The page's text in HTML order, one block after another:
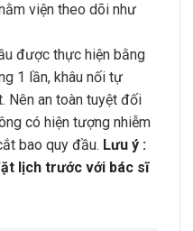
viện theo dõi như
được thực hiện bằng
1 lần, khâu nối tự
Nên an toàn tuyệt đối
có hiện tượng nhiễm
bao quy đầu. Lưu ý :
lịch trước với bác sĩ